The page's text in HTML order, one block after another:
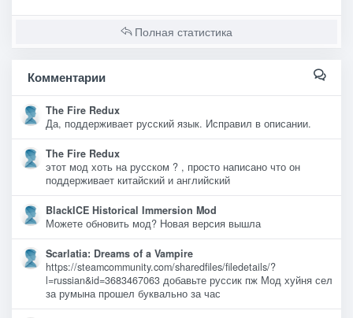
Полная статистика
Комментарии
The Fire Redux
Да, поддерживает русский язык. Исправил в описании.
The Fire Redux
этот мод хоть на русском ? , просто написано что он
поддерживает китайский и английский
BlackICE Historical Immersion Mod
Можете обновить мод? Новая версия вышла
Scarlatia: Dreams of a Vampire
https://steamcommunity.com/sharedfiles/filedetails/?
l=russian&id=3683467063 добавьте руссик пж Мод хуйня сел
за румына прошел буквально за час